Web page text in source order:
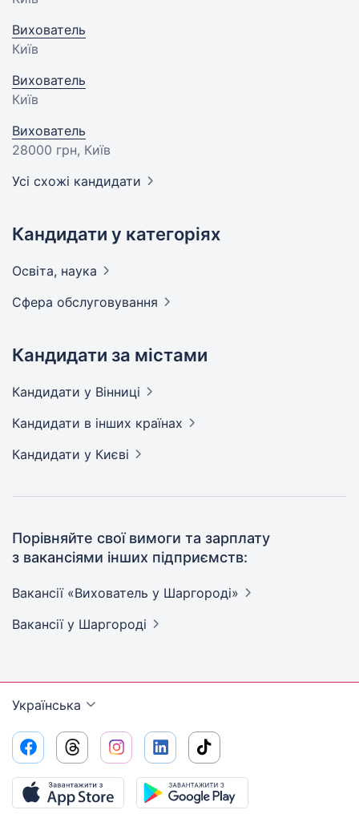
Вихователь
Київ
Вихователь
Київ
Вихователь
28000 грн, Київ
Усі схожі кандидати
Кандидати у категоріях
Освіта, наука
Сфера обслуговування
Кандидати за містами
Кандидати у Вінниці
Кандидати в інших країнах
Кандидати у Києві
Порівняйте свої вимоги та зарплату
з вакансіями інших підприємств:
Вакансії «Вихователь у Шаргороді»
Вакансії у Шаргороді
Українська